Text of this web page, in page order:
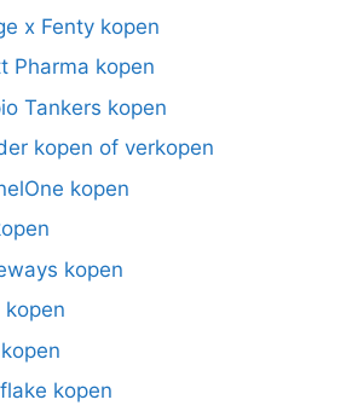
x Fenty kopen
Pharma kopen
Tankers kopen
kopen of verkopen
kopen
kopen
kopen
kopen